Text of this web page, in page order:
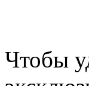
Чтобы